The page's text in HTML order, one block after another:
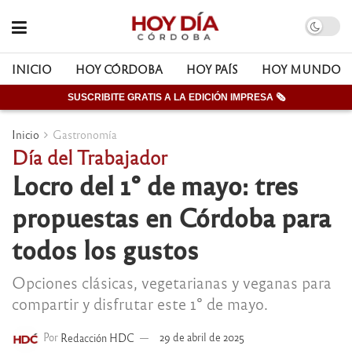
INICIO HOY CÓRDOBA HOY PAÍS HOY MUNDO
SUSCRIBITE GRATIS A LA EDICIÓN IMPRESA 🗞
Inicio Gastronomía
Día del Trabajador
Locro del 1° de mayo: tres
propuestas en Córdoba para
todos los gustos
Opciones clásicas, vegetarianas y veganas para
compartir y disfrutar este 1° de mayo.
Por Redacción HDC 29 de abril de 2025